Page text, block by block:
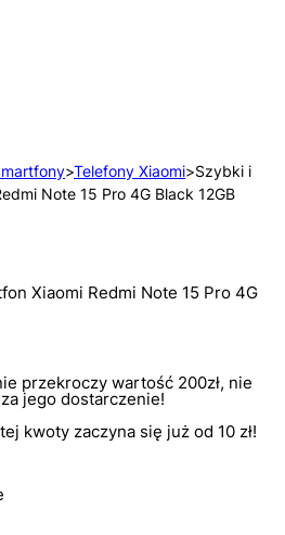
>Telefony Xiaomi>Szybki i
Note 15 Pro 4G Black 12GB
Xiaomi Redmi Note 15 Pro 4G
przekroczy wartość 200zł, nie
jego dostarczenie!
kwoty zaczyna się już od 10 zł!